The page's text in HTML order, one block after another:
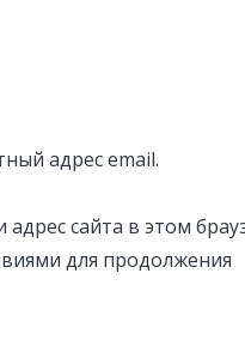
адрес email.
сайта в этом
для продолжения